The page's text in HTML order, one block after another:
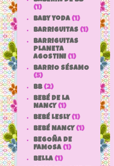
(1)
baby yoda (1)
BARRIGUITAS (1)
BARRIGUITAS
PLANETA
AGOSTINI (1)
BARRIO SÉSAMO
(5)
bb (2)
BEBÉ DE LA
NANCY (1)
BEBÉ LESLY (1)
BEBÉ NANCY (1)
BEGOÑA DE
FAMOSA (1)
BELLA (1)